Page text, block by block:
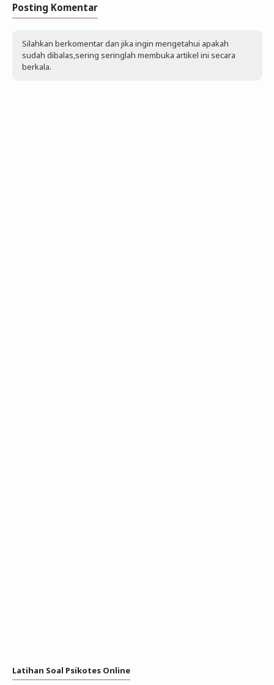
Posting Komentar
Silahkan berkomentar dan jika ingin mengetahui apakah
sudah dibalas,sering seringlah membuka artikel ini secara
berkala.
Latihan Soal Psikotes Online